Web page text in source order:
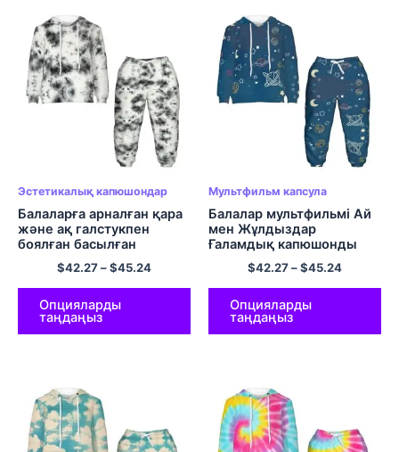
Эстетикалық капюшондар
Балаларға арналған қара
және ақ галстукпен
боялған басылған
капюшондар мен шалбар
қыздар мен ұлдарға
арналған комфорт
полиэфирлі юбка
жиынтықтары
$42.27–$45.24
Опцияларды
таңдаңыз
Мультфильм капсула
Балалар мультфильмі Ай
мен Жұлдыздар
Ғаламдық капюшонды
жемпір мен шалбар
Галакси капюди
жиынтығы
$42.27–$45.24
Опцияларды
таңдаңыз